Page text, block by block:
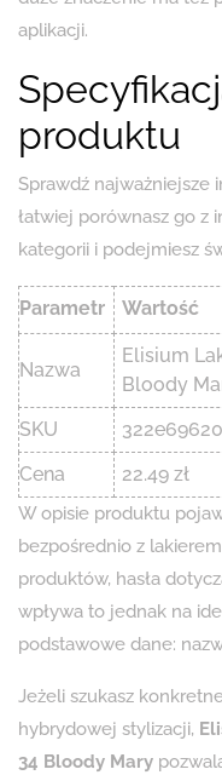
aplikacji.
produktu
Sprawdź najważniejsze
łatwiej porównasz go z
kategorii i podejmiesz
Parametr Wartość
Nazwa
Elisium
Bloody
SKU
Cena
22.49 zł
W opisie produktu
bezpośrednio z
produktów, hasła
wpływa to jednak na
podstawowe dane:
Jeżeli szukasz
hybrydowej stylizacji,
34 Bloody Mary